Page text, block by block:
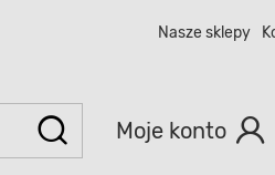
Nasze sklepy
Moje konto